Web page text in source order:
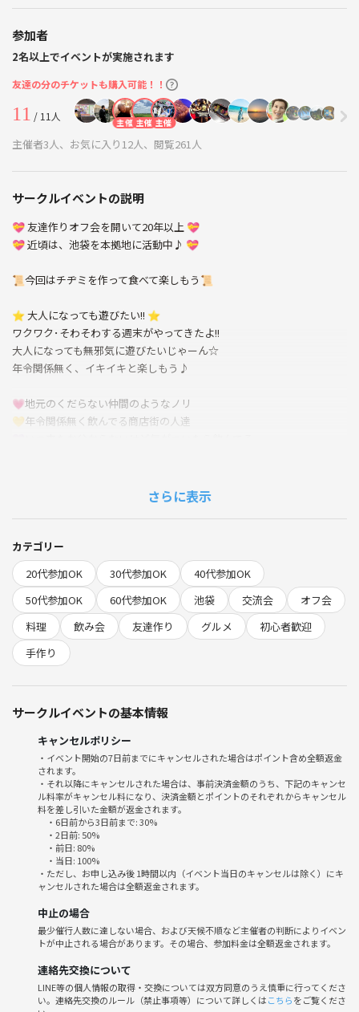
参加者
2名以上でイベントが実施されます
友達の分のチケットも購入可能！！
11 / 11人 主催 主催 主催
主催者3人、お気に入り12人、閲覧261人
サークルイベントの説明
💝 友達作りオフ会を開いて20年以上 💝
💝 近頃は、池袋を本拠地に活動中♪ 💝
📜今回はチヂミを作って食べて楽しもう📜
⭐ 大人になっても遊びたい!! ⭐
ワクワク･そわそわする週末がやってきたよ!!
大人になっても無邪気に遊びたいじゃーん☆
年令関係無く、イキイキと楽しもう♪
💗地元のくだらない仲間のようなノリ
💛年令関係無く飲んでる商店街の人達
次の日休みの人もそうじゃない人も
明日の元気を充電して、
友達も沢山作っちゃおう⭐⭐⭐
１人参加、友達と参加、様子見参加･･･
どんな初参加でも大歓迎です！
気楽に参加してくださいね～♪
💗みんなで作る！手作りオフ会
💛様々なコンセプトで楽しむ♪
💚参加者が中心となって仕切る！
💗「今」やりたいことをみんなで楽しむ♪
💜季節の流れに応じて～✨
などなど～
🐹毎日色んなオフ会を池袋で開催中！
・初めてはほとんどが1人参加
・慣れてきたら友達と一緒に～
・仲間が沢山で毎日お誘いが止まらないｗ
★★ 池袋から友達作りを始めよう★★
🍀 大人の立振る舞いお願いします ✨
(サークル注意･禁止事項を読んでください。また、つなげーと規約も守
りましょう)
さらに表示
カテゴリー
20代参加OK
30代参加OK
40代参加OK
50代参加OK
60代参加OK 池袋 交流会
オフ会
料理
飲み会 友達作り グルメ
初心者歓迎
手作り
サークルイベントの基本情報
キャンセルポリシー
・イベント開始の7日前までにキャンセルされた場合はポイント含め全額返金
されます。
・それ以降にキャンセルされた場合は、事前決済金額のうち、下記のキャンセ
ル料率がキャンセル料になり、決済金額とポイントのそれぞれからキャンセル
料を差し引いた金額が返金されます。
・6日前から3日前まで: 30%
・2日前: 50%
・前日: 80%
・当日: 100%
・ただし、お申し込み後 1時間以内（イベント当日のキャンセルは除く）にキ
ャンセルされた場合は全額返金されます。
中止の場合
最少催行人数に達しない場合、および天候不順など主催者の判断によりイベン
トが中止される場合があります。その場合、参加料金は全額返金されます。
連絡先交換について
LINE等の個人情報の取得・交換については双方同意のうえ慎重に行ってくださ
い。連絡先交換のルール（禁止事項等）について詳しくはこちらをご覧くださ